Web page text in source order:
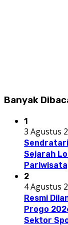
Banyak
1
3 Agustus
Sendratari
Sejarah
2
4 Agustus
Resmi
Progo
Sektor